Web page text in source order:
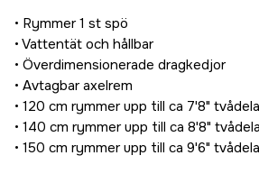
• Rymmer 1 st spö
• Vattentät och hållbar
• Överdimensionerade dragkedjor
• Avtagbar axelrem
• 120 cm rymmer upp till ca 7'8"
• 140 cm rymmer upp till ca 8'8"
• 150 cm rymmer upp till ca 9'6"